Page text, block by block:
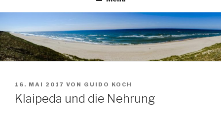
VERÖFFENTLICHT
AM
16. MAI 2017 VON GUIDO KOCH
Klaipeda und die Nehrung